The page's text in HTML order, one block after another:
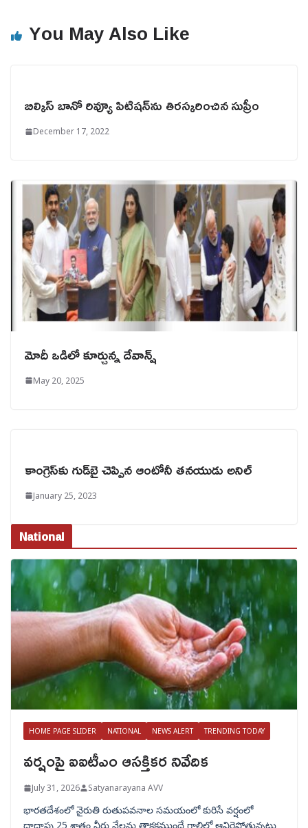
You May Also Like
బిల్కిస్‌ బానో రివ్యూ పిటిషన్‌ను తిరస్కరించిన సుప్రీం
December 17, 2022
మోదీ ఒడిలో కూర్చున్న దేవాన్ష్‌
May 20, 2025
కాంగ్రెస్‌కు గుడ్‌బై చెప్పిన ఆంటోనీ తనయుడు అనిల్
January 25, 2023
National
HOME PAGE SLIDER NATIONAL NEWS ALERT TRENDING TODAY
వర్షంపై ఐఐటీఎం ఆసక్తికర నివేదిక
July 31, 2026 Satyanarayana AVV
భారతదేశంలో నైరుతి రుతుపవనాల సమయంలో కురిసే వర్షంలో
దాదాపు 25 శాతం నీరు నేలను తాకకముందే గాలిలో ఆవిరైపోతున్నట్లు